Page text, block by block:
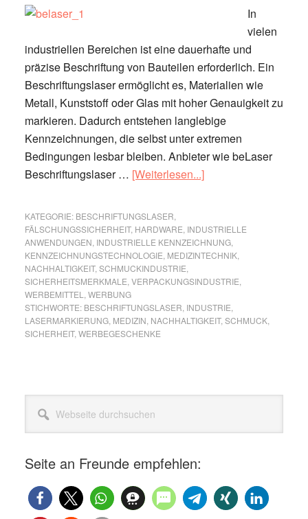
In
vielen
industriellen Bereichen ist eine dauerhafte und
präzise Beschriftung von Bauteilen erforderlich. Ein
Beschriftungslaser ermöglicht es, Materialien wie
Metall, Kunststoff oder Glas mit hoher Genauigkeit zu
markieren. Dadurch entstehen langlebige
Kennzeichnungen, die selbst unter extremen
Bedingungen lesbar bleiben. Anbieter wie beLaser
Beschriftungslaser … [Weiterlesen...]ÜberFür
ist
ein
Beschriftungslaser
sinnvoll?
KATEGORIE: BESCHRIFTUNGSLASER
FÄLSCHUNGSSICHERHEIT, HARDWARE INDUSTRIELLE
ANWENDUNGEN INDUSTRIELLE KENNZEICHNUNG,
KENNZEICHNUNGSTECHNOLOGIE MEDIZINTECHNIK,
NACHHALTIGKEIT, SCHMUCKINDUSTRIE
SICHERHEITSMERKMALE VERPACKUNGSINDUSTRIE
WERBEMITTEL
WERBUNG
STICHWORTE: BESCHRIFTUNGSLASER INDUSTRIE
LASERMARKIERUNG, MEDIZIN NACHHALTIGKEIT, SCHMUCK,
SICHERHEIT, WERBEGESCHENKE
Seitenspalte
durchsuchen
Seite an Freunde empfehlen: